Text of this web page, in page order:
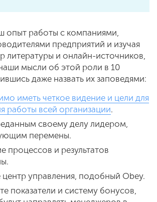
опыт работы с компаниями,
предприятий и изучая
литературы и онлайн-источников,
мысли об этой роли в 10
даже назвать их заповедями:
иметь четкое видение и цели для
работы всей организации.
своему делу лидером,
перемены.
процессов и результатов
центр управления, подобный Obey.
показатели и систему бонусов,